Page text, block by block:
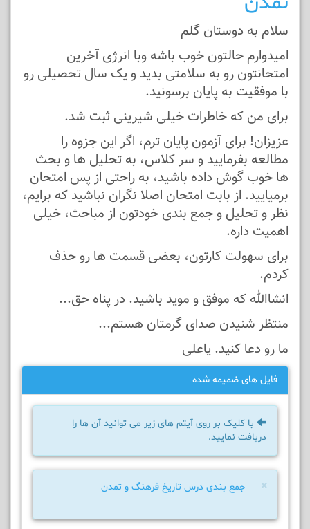
سلام به دوستان گلم
امیدوارم حالتون خوب باشه وبا انرژی آخرین
امتحانتون رو به سلامتی بدید و یک سال تحصیلی رو
با موفقیت به پایان برسونید.
برای من که خاطرات خیلی شیرینی ثبت شد.
عزیزان! برای آزمون پایان ترم، اگر این جزوه را
مطالعه بفرمایید و سر کلاس، به تحلیل ها و بحث
ها خوب گوش داده باشید، به راحتی از پس امتحان
برمیایید. از بابت امتحان اصلا نگران نباشید که برایم،
نظر و تحلیل و جمع بندی خودتون از مباحث، خیلی
اهمیت داره.
برای سهولت کارتون، بعضی قسمت ها رو حذف
کردم.
انشاالله که موفق و موید باشید. در پناه حق...
منتظر شنیدن صدای گرمتان هستم...
ما رو دعا کنید. یاعلی
فایل های ضمیمه شده
با کلیک بر روی آیتم های زیر می توانید آن ها را
دریافت نمایید.
× جمع بندی درس تاریخ فرهنگ و تمدن